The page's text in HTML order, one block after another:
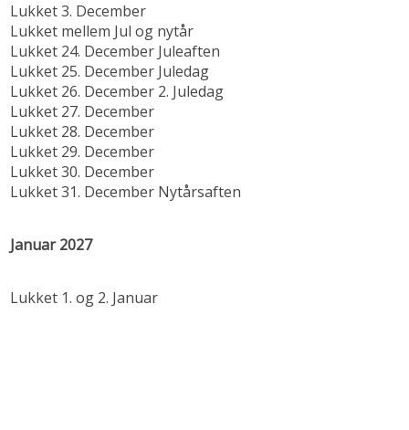
Lukket 3. December
Lukket mellem Jul og nytår
Lukket 24. December Juleaften
Lukket 25. December Juledag
Lukket 26. December 2. Juledag
Lukket 27. December
Lukket 28. December
Lukket 29. December
Lukket 30. December
Lukket 31. December Nytårsaften
Januar 2027
Lukket 1. og 2. Januar